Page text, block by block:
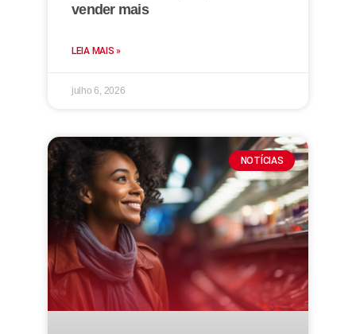
vender mais
LEIA MAIS »
julho 6, 2026
NOTÍCIAS